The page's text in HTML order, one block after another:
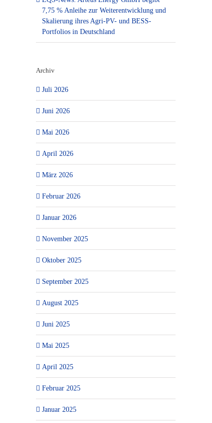
7,75 % Anleihe zur Weiterentwicklung und
Skalierung ihres Agri-PV- und BESS-
Portfolios in Deutschland
Archiv
Juli 2026
Juni 2026
Mai 2026
April 2026
März 2026
Februar 2026
Januar 2026
November 2025
Oktober 2025
September 2025
August 2025
Juni 2025
Mai 2025
April 2025
Februar 2025
Januar 2025